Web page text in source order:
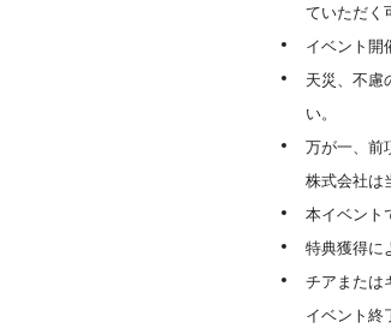
ていただく
イベント開
天災、不慮
い。
万が一、前
株式会社は
本イベント
特典獲得に
チアまたは
イベント終